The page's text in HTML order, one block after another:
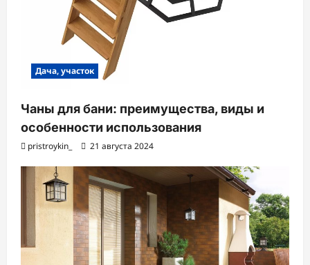
Дача, участок
Чаны для бани: преимущества, виды и
особенности использования
pristroykin_ 21 августа 2024